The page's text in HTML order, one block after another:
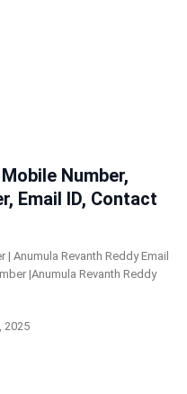
Number,
Email ID, Contact
Anumula Revanth Reddy Email
|Anumula Revanth Reddy
2025